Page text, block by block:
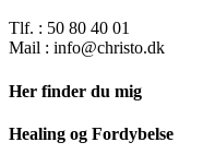
Tlf. : 50 80 40 01
Mail : info@christo.dk
Her finder du mig
Healing og Fordybelse